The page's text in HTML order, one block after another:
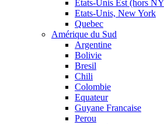
Etats-Unis Est (hors
Etats-Unis, New York
Quebec
Amérique du Sud
Argentine
Bolivie
Bresil
Chili
Colombie
Equateur
Guyane Francaise
Perou